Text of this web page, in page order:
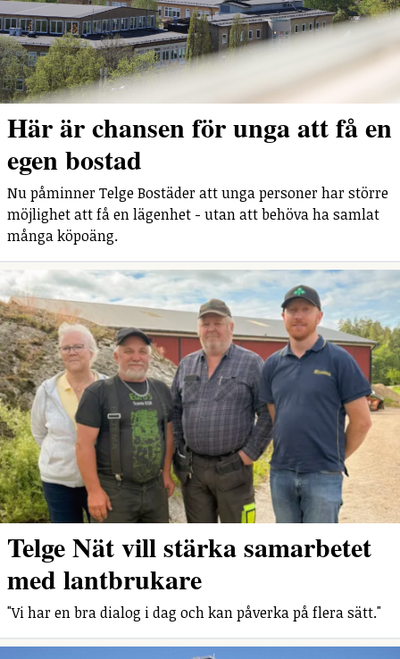
Här är chansen för unga att få en
egen bostad
Nu påminner Telge Bostäder att unga personer har större
möjlighet att få en lägenhet - utan att behöva ha samlat
många köpoäng.
Telge Nät vill stärka samarbetet
med lantbrukare
"Vi har en bra dialog i dag och kan påverka på flera sätt."